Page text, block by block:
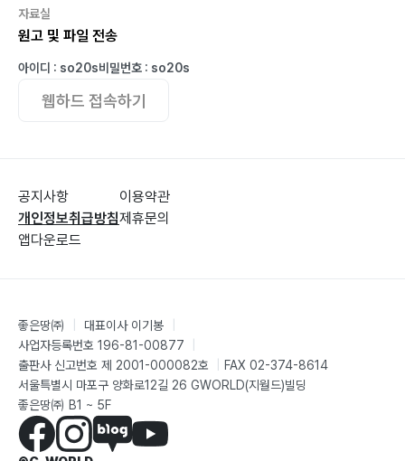
자료실
원고 및 파일 전송
아이디 : so20s비밀번호 : so20s
웹하드 접속하기
공지사항
개인정보취급방침
앱다운로드
이용약관
제휴문의
좋은땅㈜ 대표이사 이기봉
사업자등록번호 196-81-00877
출판사 신고번호 제 2001-000082호
FAX 02-374-8614
서울특별시 마포구 양화로12길 26 GWORLD(지월드)빌딩
좋은땅㈜ B1 ~ 5F